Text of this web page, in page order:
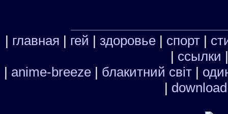
| главная | гей | здоровье | спорт |
| ссылки
| anime-breeze | блакитний свiт |
| download